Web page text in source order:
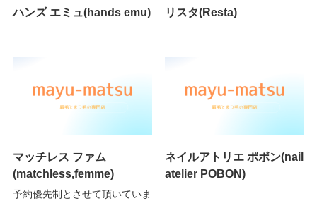
ハンズ エミュ(hands emu) リスタ(Resta)
マッチレス ファム
(matchless,femme)
予約優先制とさせて頂いていま
ネイルアトリエ ポボン(nail
atelier POBON)